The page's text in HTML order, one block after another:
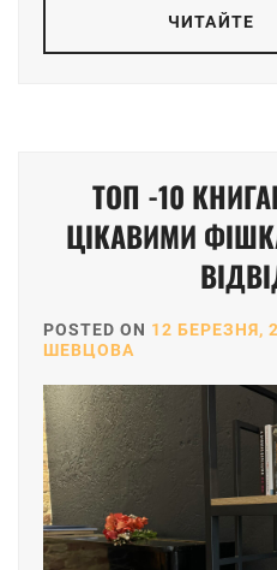
ЧИТАЙТЕ
ТОП -10
ЦІКАВИМИ
POSTED ON 12 БЕРЕЗНЯ,
ШЕВЦОВА